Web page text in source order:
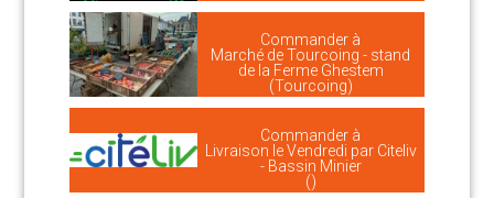
Commander à
Marché de Tourcoing - stand
de la Ferme Ghestem
(Tourcoing)
Commander à
Livraison le Vendredi par Citeliv
- Bassin Minier
()